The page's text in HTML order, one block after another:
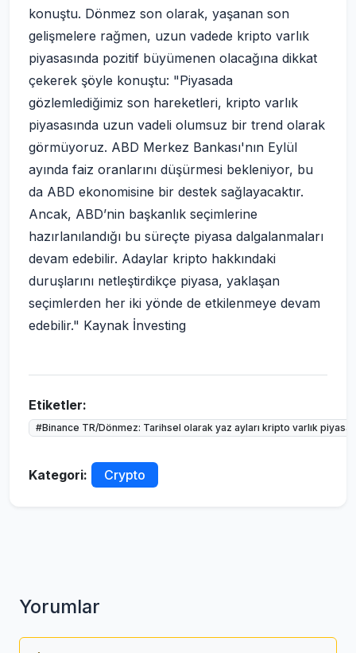
konuştu. Dönmez son olarak, yaşanan son
gelişmelere rağmen, uzun vadede kripto varlık
piyasasında pozitif büyümenen olacağına dikkat
çekerek şöyle konuştu: "Piyasada
gözlemlediğimiz son hareketleri, kripto varlık
piyasasında uzun vadeli olumsuz bir trend olarak
görmüyoruz. ABD Merkez Bankası'nın Eylül
ayında faiz oranlarını düşürmesi bekleniyor, bu
da ABD ekonomisine bir destek sağlayacaktır.
Ancak, ABD’nin başkanlık seçimlerine
hazırlanılandığı bu süreçte piyasa dalgalanmaları
devam edebilir. Adaylar kripto hakkındaki
duruşlarını netleştirdikçe piyasa, yaklaşan
seçimlerden her iki yönde de etkilenmeye devam
edebilir." Kaynak İnvesting
Etiketler:
#Binance TR/Dönmez: Tarihsel olarak yaz ayları kripto varlık
Kategori: Crypto
Yorumlar